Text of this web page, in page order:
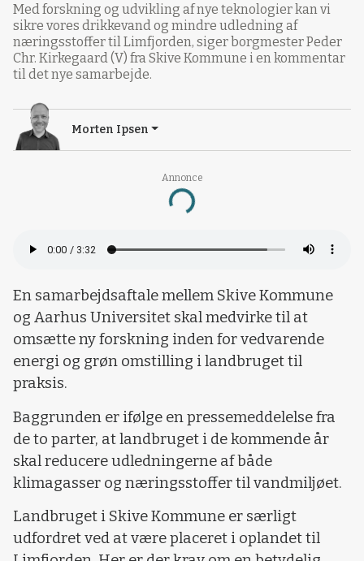
Annonce
Loading...
Med forskning og udvikling af nye teknologier kan vi
sikre vores drikkevand og mindre udledning af
næringsstoffer til Limfjorden, siger borgmester Peder
Chr. Kirkegaard (V) fra Skive Kommune i en kommentar
til det nye samarbejde.
Morten Ipsen
En samarbejdsaftale mellem Skive Kommune
og Aarhus Universitet skal medvirke til at
omsætte ny forskning inden for vedvarende
energi og grøn omstilling i landbruget til
praksis.
Baggrunden er ifølge en pressemeddelelse fra
de to parter, at landbruget i de kommende år
skal reducere udledningerne af både
klimagasser og næringsstoffer til vandmiljøet.
Landbruget i Skive Kommune er særligt
udfordret ved at være placeret i oplandet til